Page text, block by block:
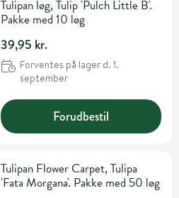
Tulipan løg, Tulip 'Pulch Little B'.
Pakke med 10 løg
39,95 kr.
Forventes på lager d. 1.
september
Forudbestil
Tulipan Flower Carpet, Tulipa
'Fata Morgana'. Pakke med 50 løg